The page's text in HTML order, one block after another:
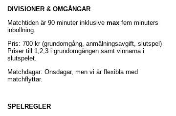
DIVISIONER & OMGÅNGAR
Matchtiden är 90 minuter inklusive max fem minuters
inbollning.
Pris: 700 kr (grundomgång, anmälningsavgift, slutspel)
Priser till 1,2,3 i grundomgången samt vinnarna i
slutspelet.
Matchdagar: Onsdagar, men vi är flexibla med
matchflyttar.
SPELREGLER